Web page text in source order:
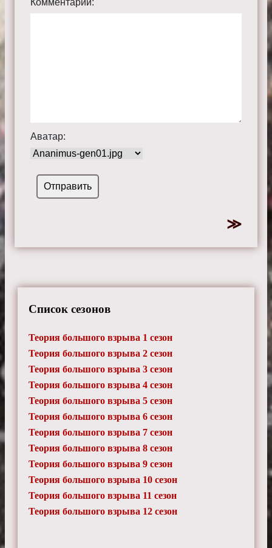
Аватар:
Список сезонов
Теория большого взрыва 1 сезон
Теория большого взрыва 2 сезон
Теория большого взрыва 3 сезон
Теория большого взрыва 4 сезон
Теория большого взрыва 5 сезон
Теория большого взрыва 6 сезон
Теория большого взрыва 7 сезон
Теория большого взрыва 8 сезон
Теория большого взрыва 9 сезон
Теория большого взрыва 10 сезон
Теория большого взрыва 11 сезон
Теория большого взрыва 12 сезон